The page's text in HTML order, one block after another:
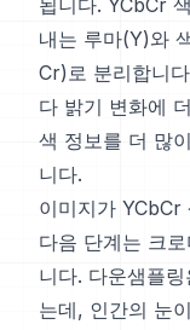
됩니다. YCbCr
내는 루마(Y)와
Cr)로 분리합니
다 밝기 변화에
색 정보를 더 많
니다.
이미지가 YCbCr
다음 단계는 크
니다. 다운샘플
는데, 인간의 눈